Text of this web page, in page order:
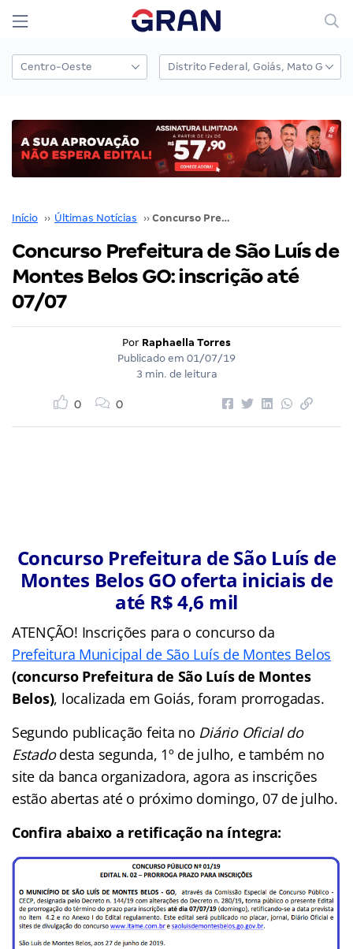
Início ›› Últimas Notícias ›› Concurso Prefeitura de São Luís de Montes Belos GO: inscrição até 07/07
Concurso Prefeitura de São Luís de
Montes Belos GO: inscrição até
07/07
Por Raphaella Torres
Publicado em 01/07/19
3 min. de leitura
0 0
Concurso Prefeitura de São Luís de
Montes Belos GO oferta iniciais de
até R$ 4,6 mil
ATENÇÃO! Inscrições para o concurso da
Prefeitura Municipal de São Luís de Montes Belos
(concurso Prefeitura de São Luís de Montes
Belos), localizada em Goiás, foram prorrogadas.
Segundo publicação feita no Diário Oficial do
Estadodesta segunda, 1º de julho, e também no
site da banca organizadora, agora as inscrições
estão abertas até o próximo domingo, 07 de julho.
Confira abaixo a retificação na íntegra: